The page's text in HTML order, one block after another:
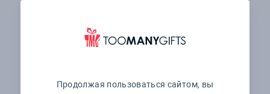
Продолжая пользоваться сайтом, вы